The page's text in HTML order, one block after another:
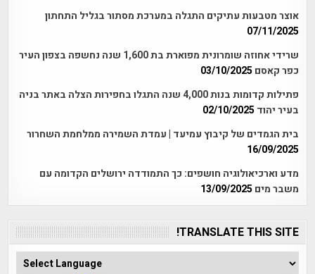
אוצר מטבעות עתיקים התגלה במערכת מסתור בגליל התחתון
07/11/2025
שרידי אחוזה שומרונית מפוארת בת 1,600 שנה נחשפה בצפון העיר
כפר קאסם 03/10/2025
פתילות קדומות בנות 4,000 שנה התגלו בחפירות הצלה באתר בניה
בעיר יהוד 02/10/2025
בית הגמדים של קיבוץ עמיעד | עמדת השמירה ממלחמת השחרור
16/09/2025
מדע וארכיאולוגיה חושפים: כך התמודדה ירושלים הקדומה עם
משבר מים 13/09/2025
TRANSLATE THIS SITE!